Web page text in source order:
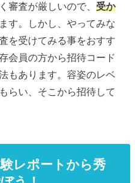
審査が厳しいので、受か
す。しかし、やってみな
を受けてみる事をおすす
会員の方から招待コード
もあります。容姿のレベ
らい、そこから招待して
レポートから秀